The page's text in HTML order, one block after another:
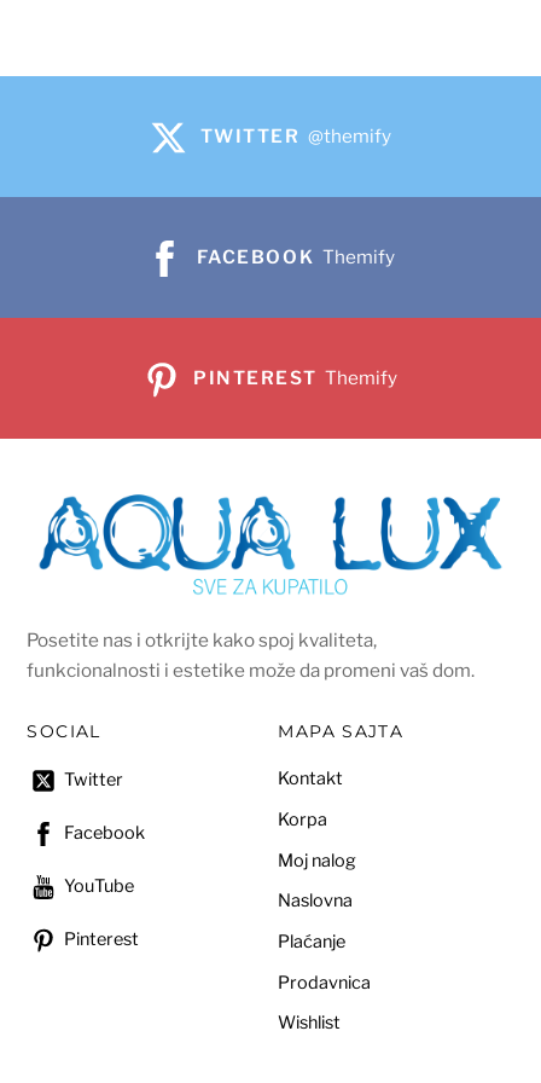
TWITTER @themify
FACEBOOK Themify
PINTEREST Themify
Posetite nas i otkrijte kako spoj kvaliteta,
funkcionalnosti i estetike može da promeni vaš dom.
SOCIAL
Twitter
Facebook
YouTube
Pinterest
MAPA SAJTA
Kontakt
Korpa
Moj nalog
Naslovna
Plaćanje
Prodavnica
Wishlist